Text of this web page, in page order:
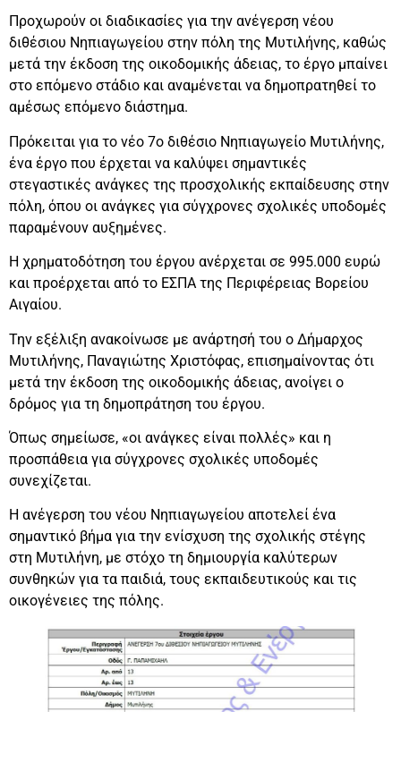
Προχωρούν οι διαδικασίες για την ανέγερση νέου
διθέσιου Νηπιαγωγείου στην πόλη της Μυτιλήνης, καθώς
μετά την έκδοση της οικοδομικής άδειας, το έργο μπαίνει
στο επόμενο στάδιο και αναμένεται να δημοπρατηθεί το
αμέσως επόμενο διάστημα.
Πρόκειται για το νέο 7ο διθέσιο Νηπιαγωγείο Μυτιλήνης,
ένα έργο που έρχεται να καλύψει σημαντικές
στεγαστικές ανάγκες της προσχολικής εκπαίδευσης στην
πόλη, όπου οι ανάγκες για σύγχρονες σχολικές υποδομές
παραμένουν αυξημένες.
Η χρηματοδότηση του έργου ανέρχεται σε 995.000 ευρώ
και προέρχεται από το ΕΣΠΑ της Περιφέρειας Βορείου
Αιγαίου.
Την εξέλιξη ανακοίνωσε με ανάρτησή του ο Δήμαρχος
Μυτιλήνης, Παναγιώτης Χριστόφας, επισημαίνοντας ότι
μετά την έκδοση της οικοδομικής άδειας, ανοίγει ο
δρόμος για τη δημοπράτηση του έργου.
Όπως σημείωσε, «οι ανάγκες είναι πολλές» και η
προσπάθεια για σύγχρονες σχολικές υποδομές
συνεχίζεται.
Η ανέγερση του νέου Νηπιαγωγείου αποτελεί ένα
σημαντικό βήμα για την ενίσχυση της σχολικής στέγης
στη Μυτιλήνη, με στόχο τη δημιουργία καλύτερων
συνθηκών για τα παιδιά, τους εκπαιδευτικούς και τις
οικογένειες της πόλης.